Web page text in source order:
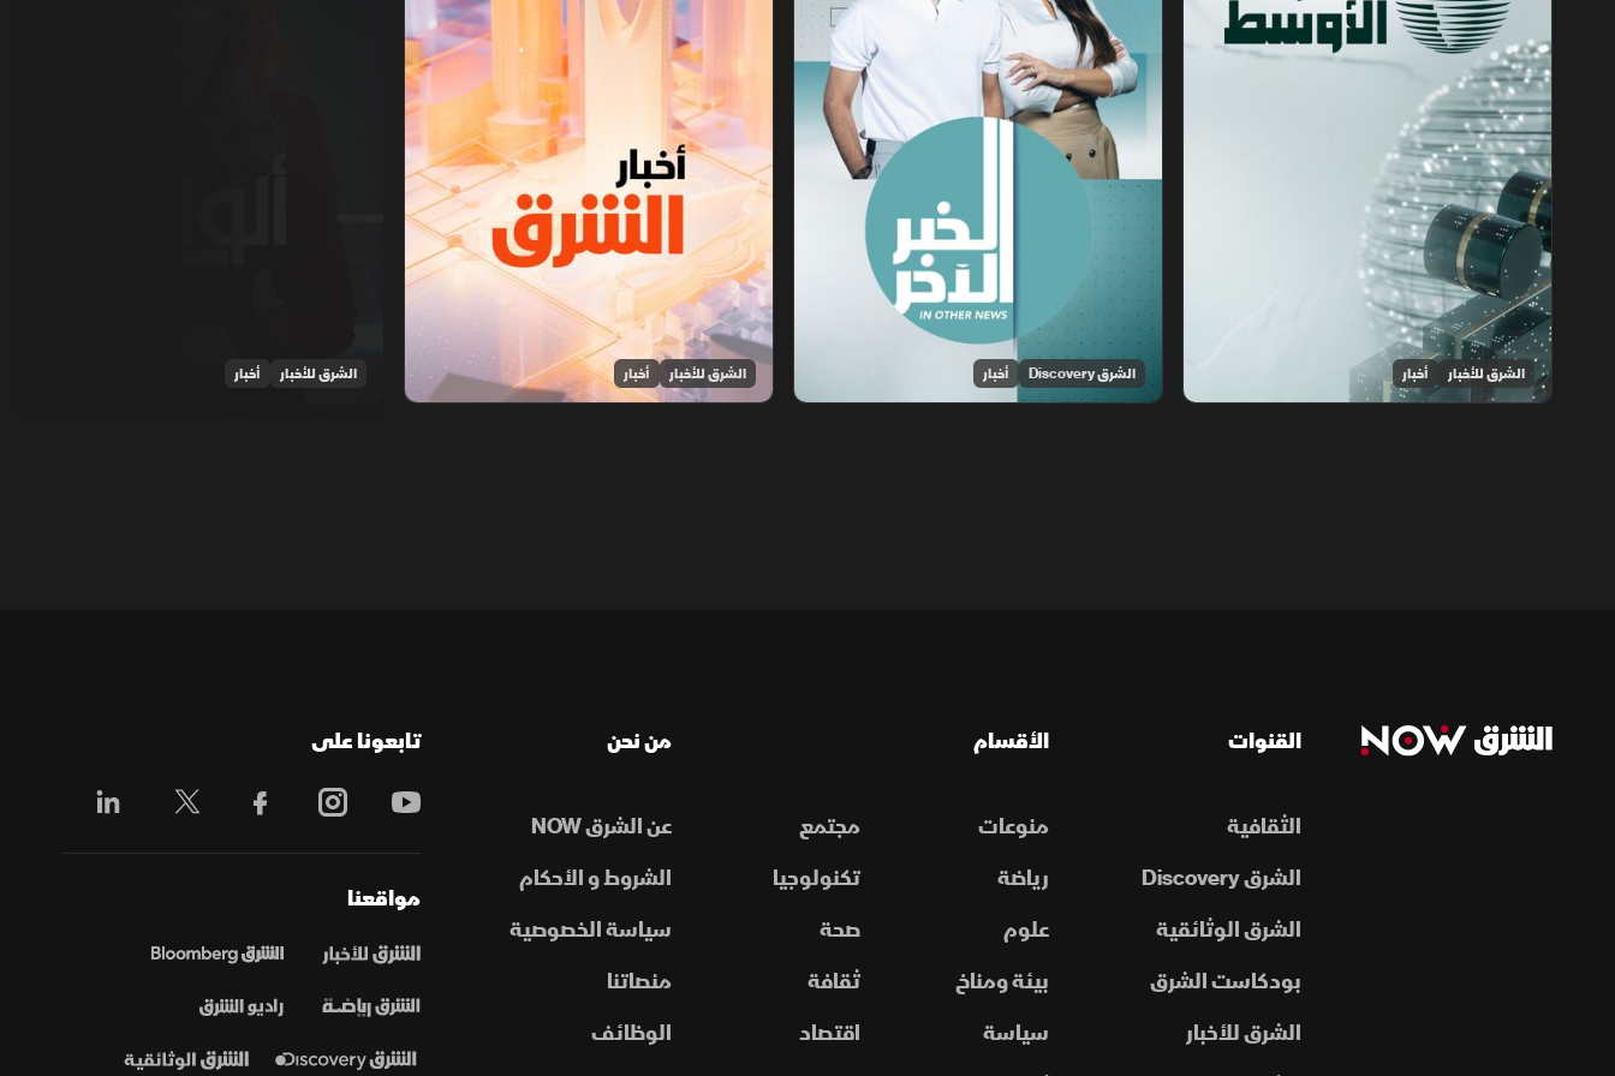
الشرق للأخبار أخبار الشرق Discovery أخبار الشرق للأخبار أخبار الشرق للأخبار أخبار
القنوات
الثقافية
الشرق Discovery
الشرق الوثائقية
بودكاست الشرق
الشرق للأخبار
الأقسام
منوعات
مجتمع
رياضة
تكنولوجيا
علوم
صحة
بيئة ومناخ
ثقافة
سياسة
اقتصاد
من نحن
عن الشرق NOW
الشروط و الأحكام
سياسة الخصوصية
منصاتنا
الوظائف
تابعونا على
مواقعنا